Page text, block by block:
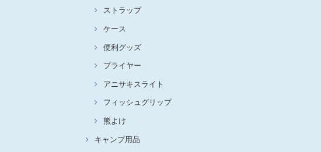
ストラップ
ケース
便利グッズ
プライヤー
アニサキスライト
フィッシュグリップ
熊よけ
キャンプ用品